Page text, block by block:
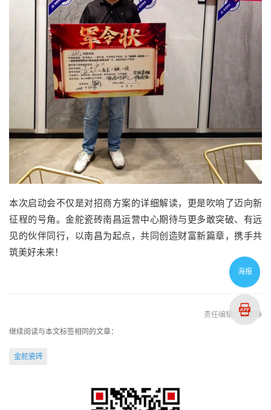
本次启动会不仅是对招商方案的详细解读，更是吹响了迈向新
征程的号角。金舵瓷砖南昌运营中心期待与更多敢突破、有远
见的伙伴同行，以南昌为起点，共同创造财富新篇章，携手共
筑美好未来！
责任编辑：谭翠静
继续阅读与本文标签相同的文章：
金舵瓷砖
海报